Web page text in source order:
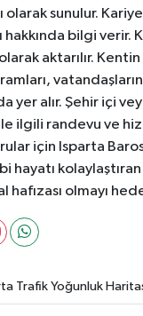
sunulur.
bilgi verir.
aktarılır.
alır. Şehir içi
ilgili randevu ve
için Isparta
olmayı
Trafik Yoğunluk